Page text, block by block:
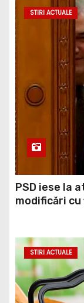
STIRI ACTUALE
PSD iese la
modificări cu
STIRI ACTUALE